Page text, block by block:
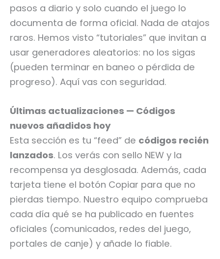
pasos a diario y solo cuando el juego lo
documenta de forma oficial. Nada de atajos
raros. Hemos visto “tutoriales” que invitan a
usar generadores aleatorios: no los sigas
(pueden terminar en baneo o pérdida de
progreso). Aquí vas con seguridad.
Últimas actualizaciones — Códigos
nuevos añadidos hoy
Esta sección es tu “feed” de códigos recién
lanzados. Los verás con sello NEW y la
recompensa ya desglosada. Además, cada
tarjeta tiene el botón Copiar para que no
pierdas tiempo. Nuestro equipo comprueba
cada día qué se ha publicado en fuentes
oficiales (comunicados, redes del juego,
portales de canje) y añade lo fiable.